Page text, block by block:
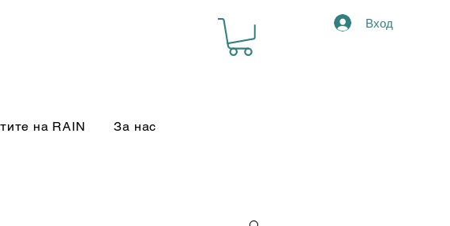
Вход
на RAIN За нас